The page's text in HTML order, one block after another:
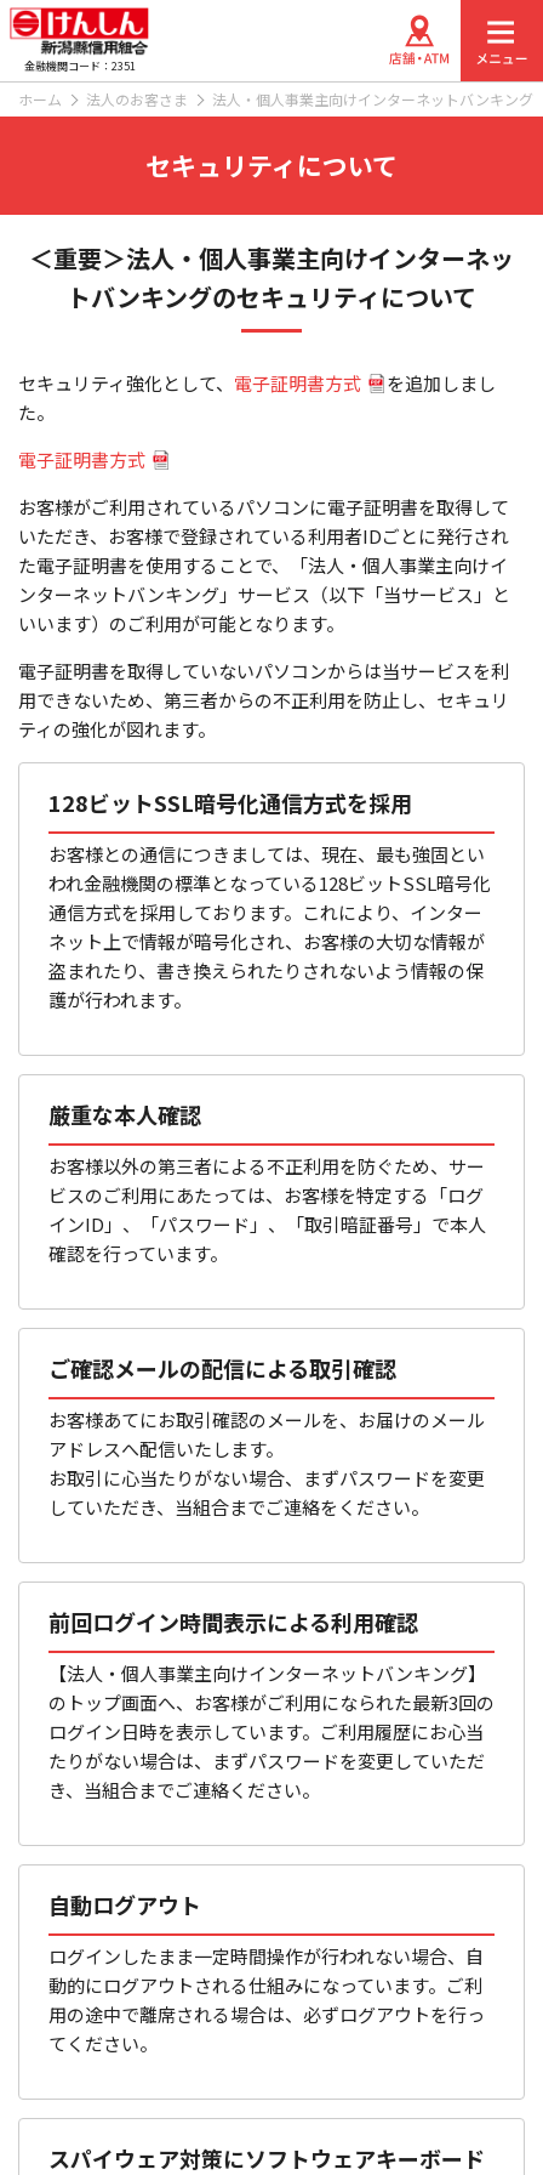
金融機関コード：2351
ホーム 法人のお客さま 法人・個人事業主向けインターネットバンキング
セキュリティについて
＜重要＞法人・個人事業主向けインターネッ
トバンキングのセキュリティについて
セキュリティ強化として、 電子証明書方式
を追加しまし
た。
電子証明書方式
お客様がご利用されているパソコンに電子証明書を取得して
いただき、お客様で登録されている利用者IDごとに発行され
た電子証明書を使用することで、「法人・個人事業主向けイ
ンターネットバンキング」サービス（以下「当サービス」と
いいます）のご利用が可能となります。
電子証明書を取得していないパソコンからは当サービスを利
用できないため、第三者からの不正利用を防止し、セキュリ
ティの強化が図れます。
128ビットSSL暗号化通信方式を採用
お客様との通信につきましては、現在、最も強固とい
われ金融機関の標準となっている128ビットSSL暗号化
通信方式を採用しております。これにより、インター
ネット上で情報が暗号化され、お客様の大切な情報が
盗まれたり、書き換えられたりされないよう情報の保
護が行われます。
厳重な本人確認
お客様以外の第三者による不正利用を防ぐため、サー
ビスのご利用にあたっては、お客様を特定する「ログ
インID」、「パスワード」、「取引暗証番号」で本人
確認を行っています。
ご確認メールの配信による取引確認
お客様あてにお取引確認のメールを、お届けのメール
アドレスへ配信いたします。
お取引に心当たりがない場合、まずパスワードを変更
していただき、当組合までご連絡をください。
前回ログイン時間表示による利用確認
【法人・個人事業主向けインターネットバンキング】
のトップ画面へ、お客様がご利用になられた最新3回の
ログイン日時を表示しています。ご利用履歴にお心当
たりがない場合は、まずパスワードを変更していただ
き、当組合までご連絡ください。
自動ログアウト
ログインしたまま一定時間操作が行われない場合、自
動的にログアウトされる仕組みになっています。ご利
用の途中で離席される場合は、必ずログアウトを行っ
てください。
スパイウェア対策にソフトウェアキーボード